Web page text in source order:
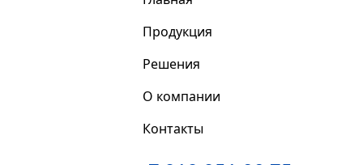
Продукция
Решения
О компании
Контакты